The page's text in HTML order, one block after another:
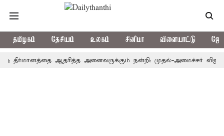
தமிழகம் தேசியம் உலகம் சினிமா விளையாட்டு
ஆதரித்த அனைவருக்கும் நன்றி: முதல்-அமைச்சர் விஜய்